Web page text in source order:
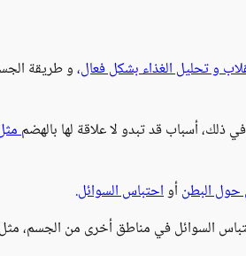
و تحليل الغذاء بشكل فعال،و طريقة
ذلك، أسباب قد تبدو لا علاقة لها بالهضم
حول البطنأواحتباس السوائل.
السوائل في مناطق أخرى من الجسم،